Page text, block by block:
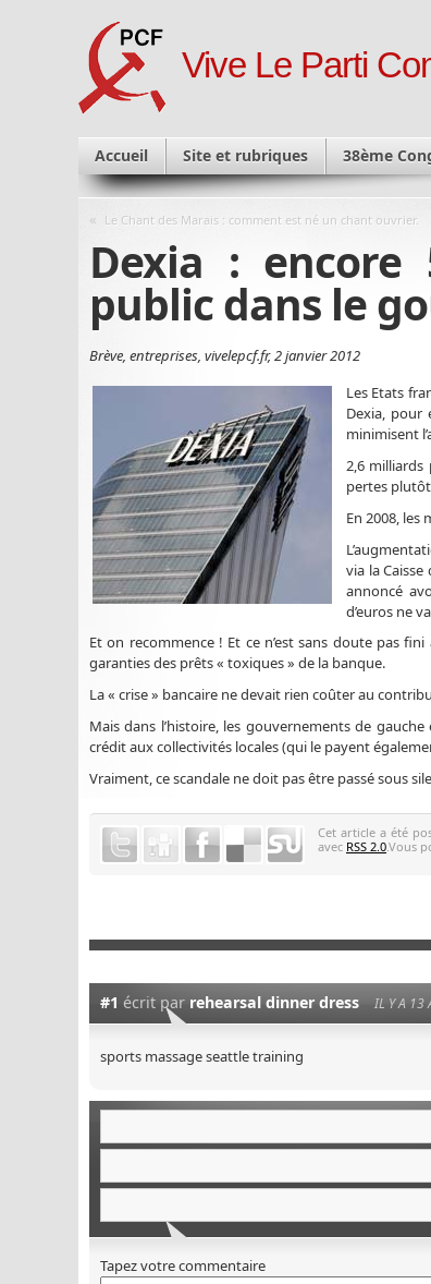
Vive Le Parti
Accueil Site et rubriques 38ème
« Le Chant des Marais : comment est né un chant ouvrier.
Dexia : encore
public dans le
Brève, entreprises, vivelepcf.fr, 2 janvier 2012
Les Etats
Dexia, pour
minimisent
2,6 milliards
pertes
En 2008,
via la
annoncé
d’euros ne
Et on recommence ! Et ce n’est sans doute pas
garanties des prêts « toxiques » de la banque.
La « crise » bancaire ne devait rien coûter au
Mais dans l’histoire, les gouvernements de
crédit aux collectivités locales (qui le payent
Vraiment, ce scandale ne doit pas être passé sous
Cet article a été
avec RSS 2.0.Vous
#1 écrit par rehearsal dinner dress IL Y A 13
sports massage seattle training
Tapez votre commentaire